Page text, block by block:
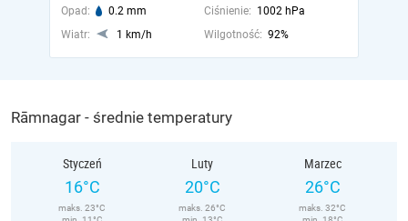
Opad: 0.2 mm Ciśnienie: 1002 hPa
Wiatr:
1 km/h Wilgotność: 92%
Rāmnagar - średnie temperatury
Styczeń
16°C
maks. 23°C
Luty
20°C
maks. 26°C
Marzec
26°C
maks. 32°C